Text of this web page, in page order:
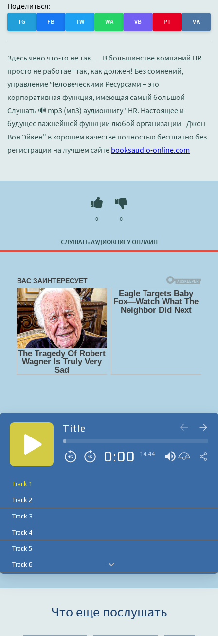
Поделиться:
TG FB TW WA VB PT VK
Здесь явно что-то не так . . . В большинстве компаний HR
просто не работает так, как должен! Без сомнений,
управление Человеческими Ресурсами – это
корпоративная функция, имеющая самый большой
Слушать 🔊 mp3 (мп3) аудиокнигу "HR. Настоящее и
будущее важнейшей функции любой организации - Джон
Вон Эйкен" в хорошем качестве полностью бесплатно без
регистрации на лучшем сайте booksaudio-online.com
СЛУШАТЬ АУДИОКНИГУ ОНЛАЙН
0 0
Title
0:00 14:44
Track 1
Track 2
Track 3
Track 4
Track 5
Track 6
Что еще послушать